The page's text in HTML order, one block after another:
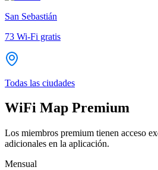
San Sebastián
73 Wi-Fi gratis
Todas las ciudades
WiFi Map Premium
Los miembros premium tienen acceso
adicionales en la aplicación.
Mensual